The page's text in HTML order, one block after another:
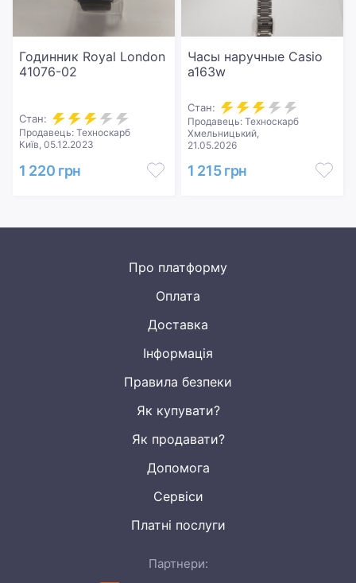
Годинник Royal London
41076-02
Стан:
Продавець: Техноскарб
Київ, 05.12.2023
1 220 грн
Часы наручные Casio
a163w
Стан:
Продавець: Техноскарб
Хмельницький,
21.05.2026
1 215 грн
Про платформу
Оплата
Доставка
Інформація
Правила безпеки
Як купувати?
Як продавати?
Допомога
Сервіси
Платні послуги
Партнери: